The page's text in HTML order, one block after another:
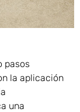
pasos
la aplicación
una